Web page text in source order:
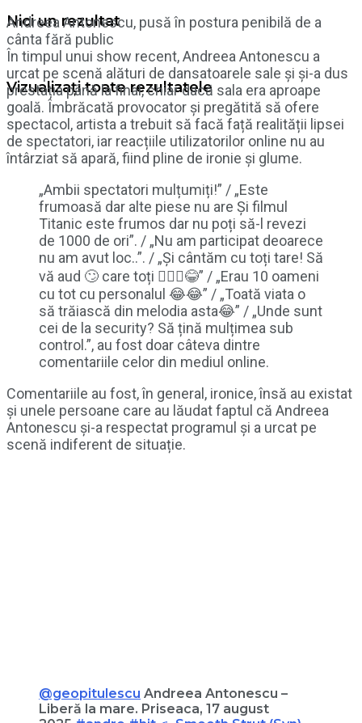
Nici un rezultat
Vizualizați toate rezultatele
Andreea Antonescu, pusă în postura penibilă de a
cânta fără public
În timpul unui show recent, Andreea Antonescu a
urcat pe scenă alături de dansatoarele sale și și-a dus
prestația până la final, chiar dacă sala era aproape
goală. Îmbrăcată provocator și pregătită să ofere
spectacol, artista a trebuit să facă față realității lipsei
de spectatori, iar reacțiile utilizatorilor online nu au
întârziat să apară, fiind pline de ironie și glume.
„Ambii spectatori mulțumiți!” / „Este
frumoasă dar alte piese nu are Și filmul
Titanic este frumos dar nu poți să-l revezi
de 1000 de ori”. / „Nu am participat deoarece
nu am avut loc..”. / „Și cântăm cu toți tare! Să
vă aud 🙄 care toți 🤦🏻‍♀️😂” / „Erau 10 oameni
cu tot cu personalul 😂😂” / „Toată viata o
să trăiască din melodia asta😂” / „Unde sunt
cei de la security? Să țină mulțimea sub
control.”, au fost doar câteva dintre
comentariile celor din mediul online.
Comentariile au fost, în general, ironice, însă au existat
și unele persoane care au lăudat faptul că Andreea
Antonescu și-a respectat programul și a urcat pe
scenă indiferent de situație.
@geopitulescu Andreea Antonescu –
Liberă la mare. Priseaca, 17 august